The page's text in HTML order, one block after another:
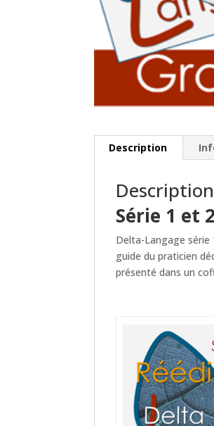
Description
Description
Série 1 et
Delta-Langage série
guide du praticien
présenté dans un